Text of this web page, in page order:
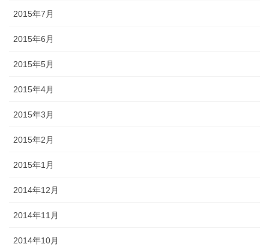
2015年7月
2015年6月
2015年5月
2015年4月
2015年3月
2015年2月
2015年1月
2014年12月
2014年11月
2014年10月